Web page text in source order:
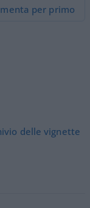
per primo
delle vignette